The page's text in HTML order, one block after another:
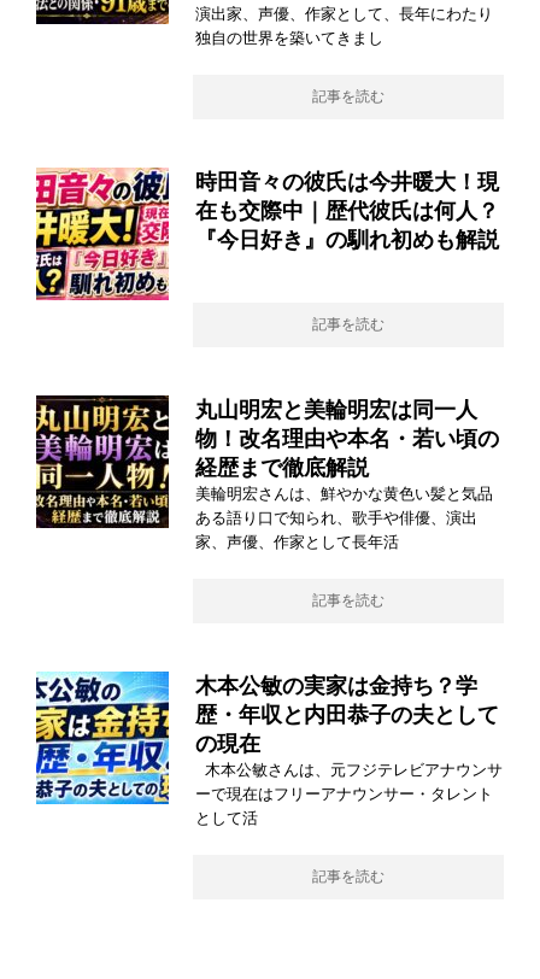
演出家、声優、作家として、長年にわたり
独自の世界を築いてきまし
記事を読む
時田音々の彼氏は今井暖大！現
在も交際中｜歴代彼氏は何人？
『今日好き』の馴れ初めも解説
記事を読む
丸山明宏と美輪明宏は同一人
物！改名理由や本名・若い頃の
経歴まで徹底解説
美輪明宏さんは、鮮やかな黄色い髪と気品
ある語り口で知られ、歌手や俳優、演出
家、声優、作家として長年活
記事を読む
木本公敏の実家は金持ち？学
歴・年収と内田恭子の夫として
の現在
木本公敏さんは、元フジテレビアナウンサ
ーで現在はフリーアナウンサー・タレント
として活
記事を読む